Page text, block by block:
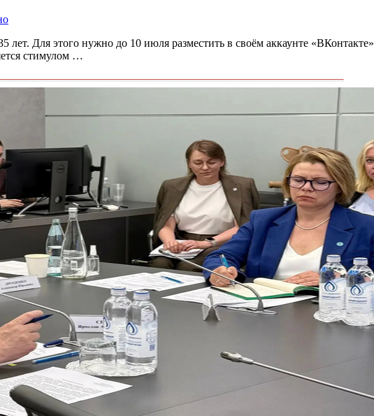
лет. Для этого нужно до 10 июля разместить в своём аккаунте «ВКонтакте»
стимулом …